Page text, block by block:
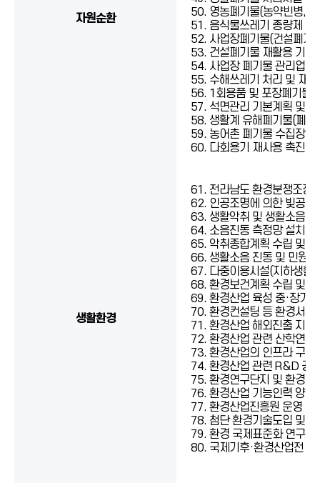
자원순환
50. 영농폐기물(농약빈병,
51. 음식물쓰레기 종량제 추
52. 사업장폐기물(건설폐기
53. 건설폐기물 재활용 기본
54. 사업장 폐기물 관리업무
55. 수해쓰레기 처리 및 재
56. 1회용품 및 포장폐기물
57. 석면관리 기본계획 및
58. 생활계 유해폐기물(폐의
59. 농어촌 폐기물 수집장 설
60. 다회용기 재사용 촉진
생활환경
61. 전라남도 환경분쟁조정
62. 인공조명에 의한 빛공해
63. 생활악취 및 생활소음에
64. 소음진동 측정망 설치
65. 악취종합계획 수립 및
66. 생활소음 진동 및 민원
67. 다중이용시설(지하생활
68. 환경보건계획 수립 및 이
69. 환경산업 육성 중·장기
70. 환경컨설팅 등 환경서비
71. 환경산업 해외진출 지원
72. 환경산업 관련 산학연
73. 환경산업의 인프라 구축
74. 환경산업 관련 R＆D 공
75. 환경연구단지 및 환경·
76. 환경산업 기능인력 양성
77. 환경산업진흥원 운영 지
78. 첨단 환경기술도입 및
79. 환경 국제표준화 연구관
80. 국제기후·환경산업전 개